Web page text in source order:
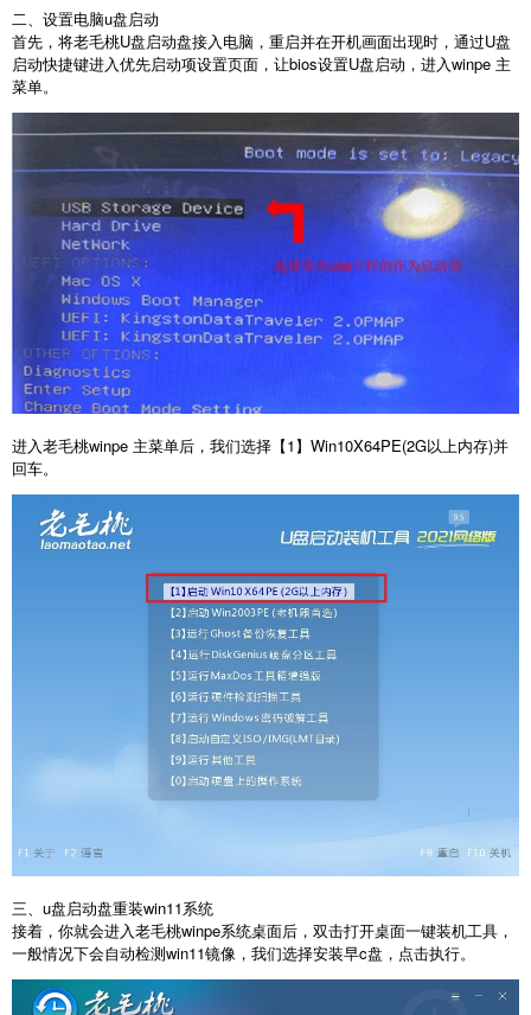
二、设置电脑u盘启动
首先，将老毛桃U盘启动盘接入电脑，重启并在开机画面出现时，通过U盘
启动快捷键进入优先启动项设置页面，让bios设置U盘启动，进入winpe 主
菜单。
进入老毛桃winpe 主菜单后，我们选择【1】Win10X64PE(2G以上内存)并
回车。
三、u盘启动盘重装win11系统
接着，你就会进入老毛桃winpe系统桌面后，双击打开桌面一键装机工具，
一般情况下会自动检测win11镜像，我们选择安装早c盘，点击执行。